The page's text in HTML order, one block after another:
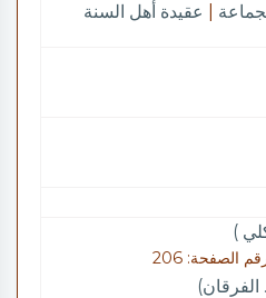
عقيدة أهل السنة
)